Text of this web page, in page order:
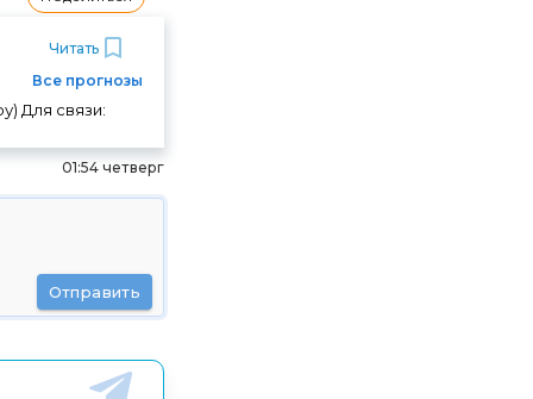
Читать
Все прогнозы
Для связи:
01:54 четверг
Отправить